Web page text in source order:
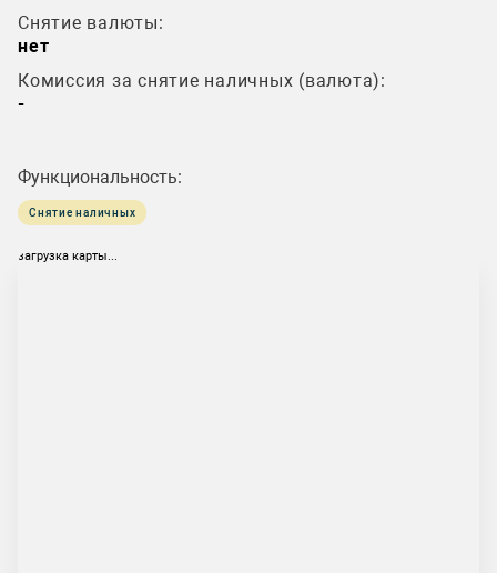
Снятие валюты:
нет
Комиссия за снятие наличных (валюта):
-
Функциональность:
Снятие наличных
загрузка карты...